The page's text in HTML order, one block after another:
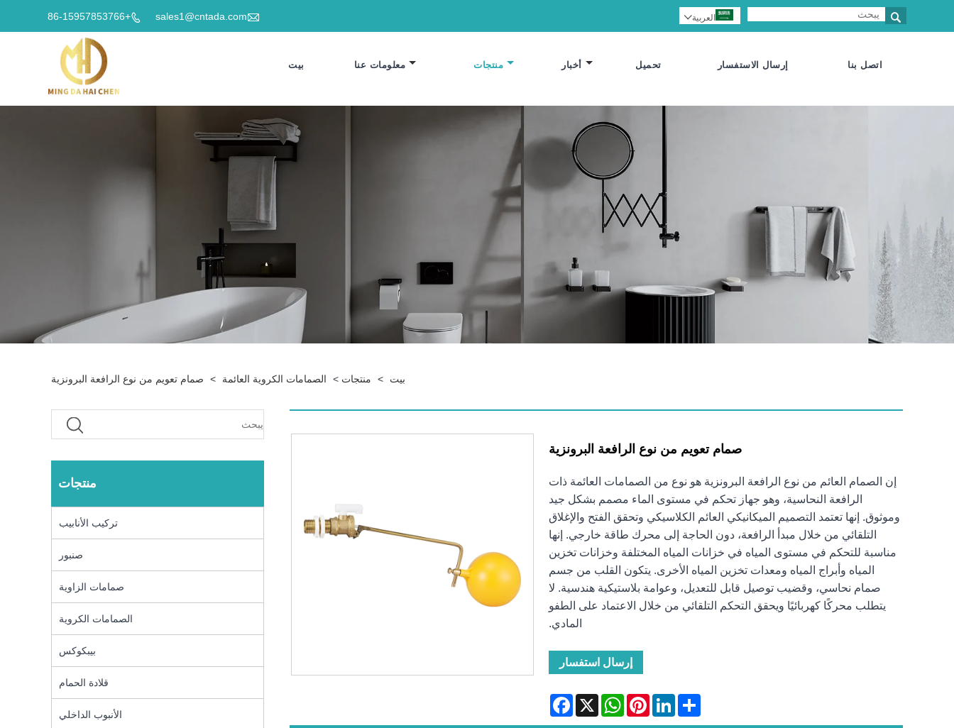

sales1@cntada.com

+86-15957853766  العربية
بيت معلومات عنا منتجات أخبار تحميل إرسال الاستفسار اتصل بنا
بيت > منتجات > الصمامات الكروية العائمة > صمام تعويم من نوع الرافعة البرونزية
منتجات
تركيب الأنابيب
صنبور
صمامات الزاوية
الصمامات الكروية
بيبكوكس
قلادة الحمام
الأنبوب الداخلي
صمام تعويم من نوع الرافعة البرونزية
إن الصمام العائم من نوع الرافعة البرونزية هو نوع من الصمامات العائمة ذات
الرافعة النحاسية، وهو جهاز تحكم في مستوى الماء مصمم بشكل جيد
وموثوق. إنها تعتمد التصميم الميكانيكي العائم الكلاسيكي وتحقق الفتح والإغلاق
التلقائي من خلال مبدأ الرافعة، دون الحاجة إلى محرك طاقة خارجي. إنها
مناسبة للتحكم في مستوى المياه في خزانات المياه المختلفة وخزانات تخزين
المياه وأبراج المياه ومعدات تخزين المياه الأخرى. يتكون القلب من جسم
صمام نحاسي، وقضيب توصيل قابل للتعديل، وعوامة بلاستيكية هندسية. لا
يتطلب محركًا كهربائيًا ويحقق التحكم التلقائي من خلال الاعتماد على الطفو
المادي.
إرسال استفسار
Facebook X
WhatsAppPinterestLinkedInShare